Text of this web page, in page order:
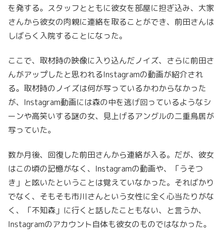
を発する。スタッフとともに彼女を部屋に担ぎ込み、大家
さんから彼女の肉親に連絡を取ることができ、前田さんは
しばらく入院することになった。
ここで、取材時の映像に入り込んだノイズ、さらに前田さ
んがアップしたと思われるInstagramの動画が紹介され
る。取材時のノイズは何が写っているかわからなかった
が、Instagram動画には森の中を逃げ回っているようなシ
ーンや高笑いする謎の女、見上げるアングルの二重鳥居が
写っていた。
数か月後、回復した前田さんから連絡が入る。だが、彼女
はこの頃の記憶がなく、Instagramの動画や、「うそつ
き」と呟いたということは覚えていなかった。そればかり
でなく、そもそも市川さんという女性に全く心当たりがな
く、「不知森」に行くと話したこともない、と言うか、
Instagramのアカウント自体も彼女のものではなかった。